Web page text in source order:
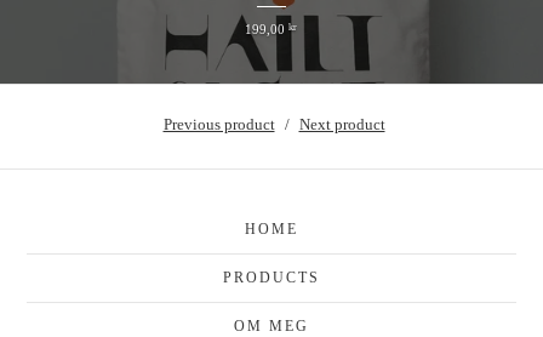
199,00 kr
Previous product Next product
HOME
PRODUCTS
OM MEG